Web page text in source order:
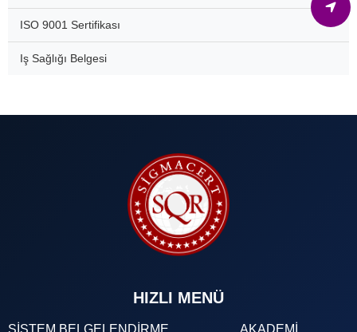
ISO 9001 Sertifikası
Iş Sağlığı Belgesi
HIZLI MENÜ